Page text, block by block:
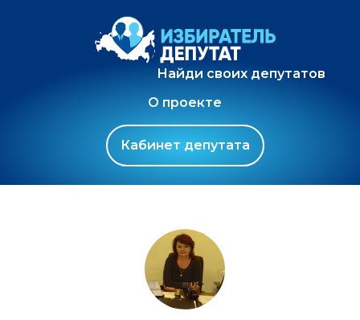
Найди своих депутатов
О проекте
Кабинет депутата